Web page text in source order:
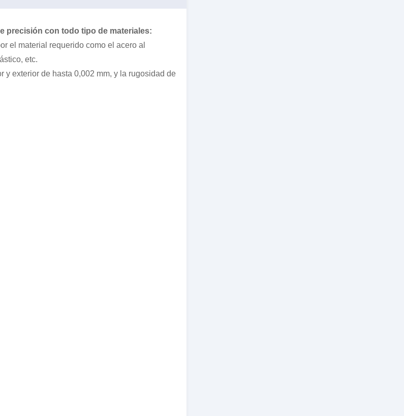
precisión con todo tipo de materiales:
el material requerido como el acero al
etc.
y exterior de hasta 0,002 mm, y la rugosidad de